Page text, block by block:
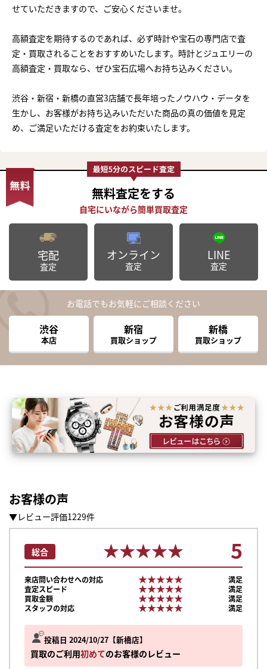
せていただきますので、ご安心くださいませ。
高額査定を期待するのであれば、必ず時計や宝石の専門店で査
定・買取されることをおすすめいたします。時計とジュエリーの
高額査定・買取なら、ぜひ宝石広場へお持ち込みください。
渋谷・新宿・新橋の直営3店舗で長年培ったノウハウ・データを
生かし、お客様がお持ち込みいただいた商品の真の価値を見定
め、ご満足いただける査定をお約束いたします。
無料査定をする
宅配
査定
オンライン
査定
LINE
査定
お電話でもお気軽にご相談ください
渋谷
本店
新宿
買取ショップ
新橋
買取ショップ
お客様の声
▼レビュー評価1229件
投稿日 2024/10/27 新橋店
買取のご利用初めてのお客様のレビュー
総合 ★★★★★
★★★★★ 5
来店問い合わせへの対応 ★★★★★
★★★★★
満足
査定スピード
★★★★★
★★★★★
満足
買取金額
★★★★★
★★★★★
満足
スタッフの対応
★★★★★
★★★★★ 満足
まずは
かんたん30秒でお試し査定